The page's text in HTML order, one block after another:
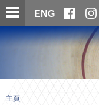
跳
至
主
內
ENG
主
内
主頁